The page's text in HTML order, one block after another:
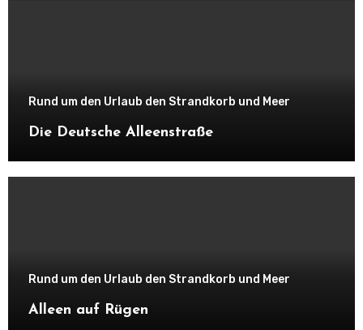
Rund um den Urlaub den Strandkorb und Meer
Die Deutsche Alleenstraße
Rund um den Urlaub den Strandkorb und Meer
Alleen auf Rügen